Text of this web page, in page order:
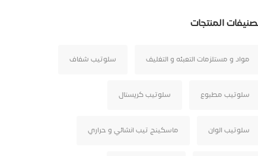
المنتجات
مواد و مستلزمات التعبئه و التغليف سلوتيب شفاف
سلوتيب مطبوع سلوتيب كريستال
سلوتيب الوان ماسكينج تيب انشائي و حراري